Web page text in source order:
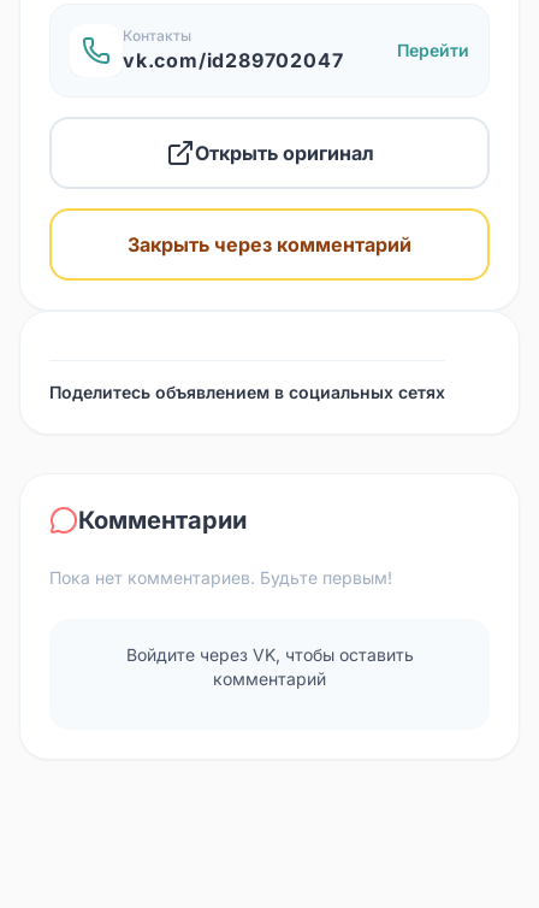
Контакты
vk.com/id289702047 Перейти
Открыть оригинал
Закрыть через комментарий
Поделитесь объявлением в социальных сетях
Комментарии
Пока нет комментариев. Будьте первым!
Войдите через VK, чтобы оставить
комментарий